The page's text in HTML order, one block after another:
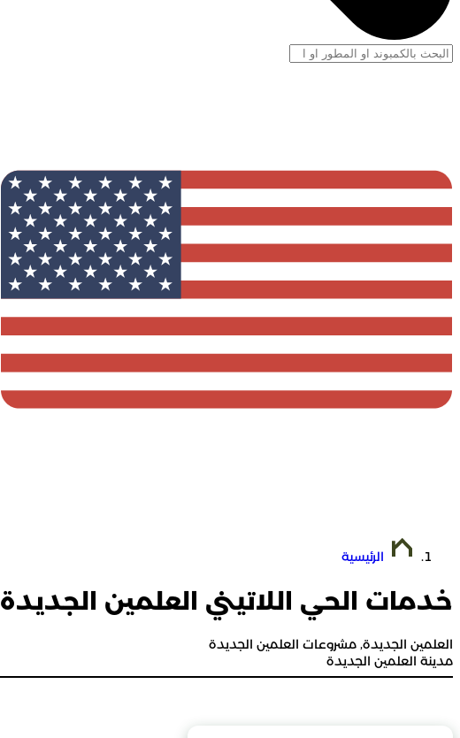
الرئيسية
خدمات الحي اللاتيني العلمين الجديدة
العلمين الجديدة, مشروعات العلمين الجديدة
مدينة العلمين الجديدة